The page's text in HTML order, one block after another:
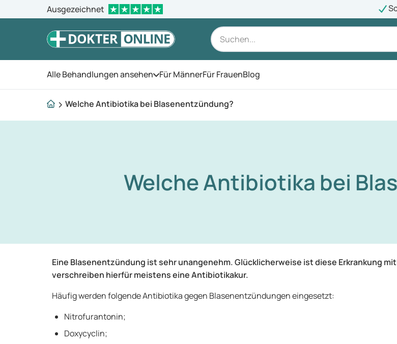
Ausgezeichnet
Alle Behandlungen ansehen Öffnen Sie das Menü
Für MännerFür FrauenBlog
Welche Antibiotika bei Blasenentzündung?
Welche Antibiotika bei
Eine Blasenentzündung ist sehr unangenehm. Glücklicherweise ist diese Erkrankung
verschreiben hierfür meistens eine Antibiotikakur.
Häufig werden folgende Antibiotika gegen Blasenentzündungen eingesetzt:
Nitrofurantonin;
Doxycyclin;